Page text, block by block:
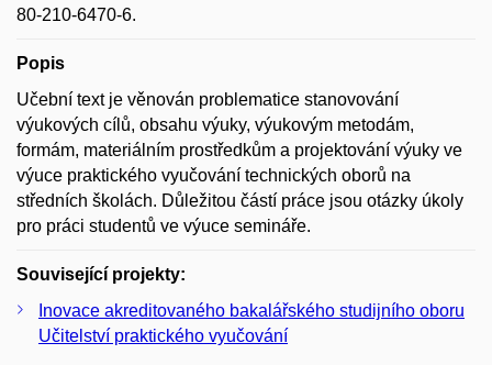
80-210-6470-6.
Popis
Učební text je věnován problematice stanovování
výukových cílů, obsahu výuky, výukovým metodám,
formám, materiálním prostředkům a projektování výuky ve
výuce praktického vyučování technických oborů na
středních školách. Důležitou částí práce jsou otázky úkoly
pro práci studentů ve výuce semináře.
Související projekty:
Inovace akreditovaného bakalářského studijního oboru
Učitelství praktického vyučování